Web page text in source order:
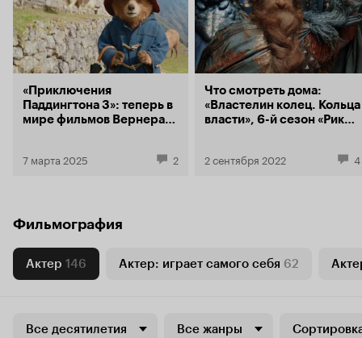
«Приключения
Паддингтона 3»: теперь в
мире фильмов Вернера
7 марта 2025 2
Что смотреть дома:
«Властелин колец. Кольца
власти», 6-й сезон «Рика и
2 сентября 2022 4
Фильмография
Актер 146 Актер: играет самого себя 62
Все десятилетия Все жанры